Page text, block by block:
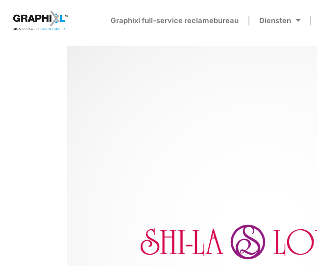
Graphixl full-service reclamebureau Diensten